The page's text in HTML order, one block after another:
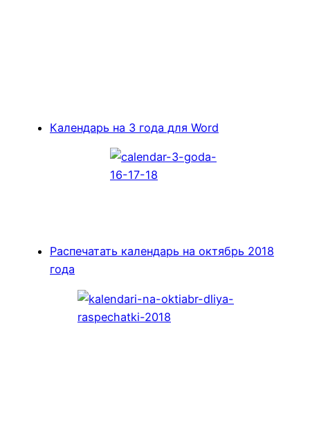
Календарь на 3 года для Word
Распечатать календарь на октябрь 2018
года